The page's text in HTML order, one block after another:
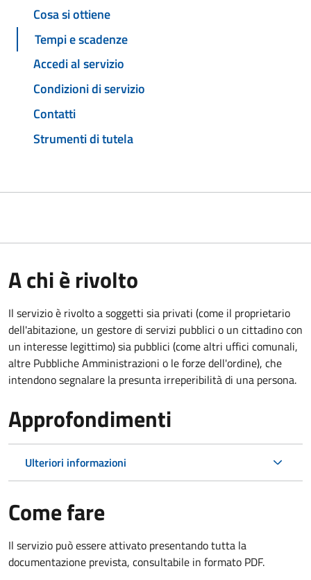
Cosa si ottiene
Tempi e scadenze
Accedi al servizio
Condizioni di servizio
Contatti
Strumenti di tutela
A chi è rivolto
Il servizio è rivolto a soggetti sia privati (come il proprietario
dell'abitazione, un gestore di servizi pubblici o un cittadino con
un interesse legittimo) sia pubblici (come altri uffici comunali,
altre Pubbliche Amministrazioni o le forze dell'ordine), che
intendono segnalare la presunta irreperibilità di una persona.
Approfondimenti
Ulteriori informazioni
Come fare
Il servizio può essere attivato presentando tutta la
documentazione prevista, consultabile in formato PDF.